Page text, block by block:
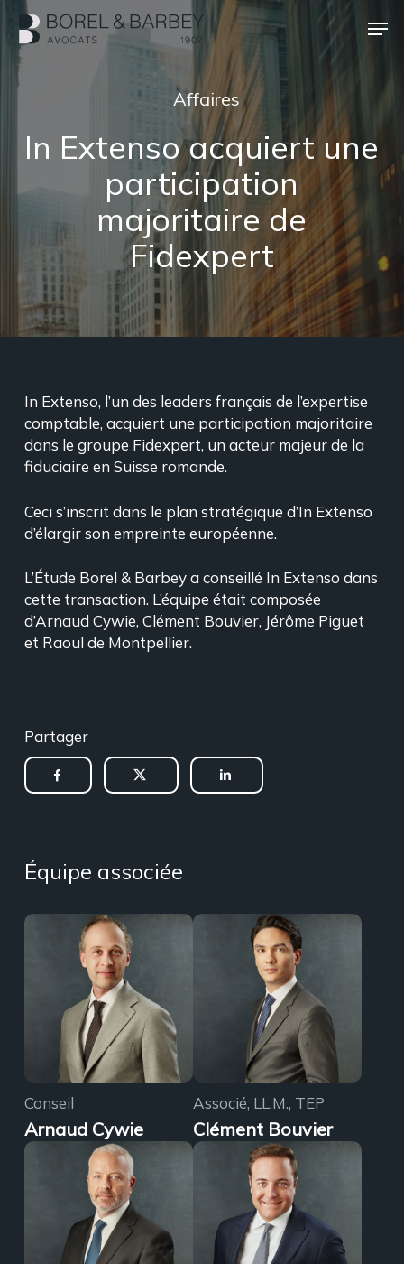
Passer
contenu
Affaires
In Extenso acquiert une
participation
majoritaire de
Fidexpert
In Extenso, l’un des leaders français de l’expertise
comptable, acquiert une participation majoritaire
dans le groupe Fidexpert, un acteur majeur de la
fiduciaire en Suisse romande.
Ceci s’inscrit dans le plan stratégique d’In Extenso
d’élargir son empreinte européenne.
L’Étude Borel & Barbey a conseillé In Extenso dans
cette transaction. L’équipe était composée
d’Arnaud Cywie, Clément Bouvier, Jérôme Piguet
et Raoul de Montpellier.
Partager
Équipe associée
Conseil
Arnaud Cywie
Associé, LL.M., TEP
Clément Bouvier